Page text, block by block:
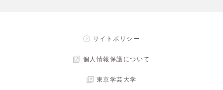
サイトポリシー
個人情報保護について
東京学芸大学